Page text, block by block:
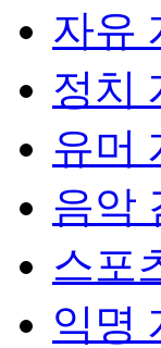
자유
정치
유머
음악
스포
익명